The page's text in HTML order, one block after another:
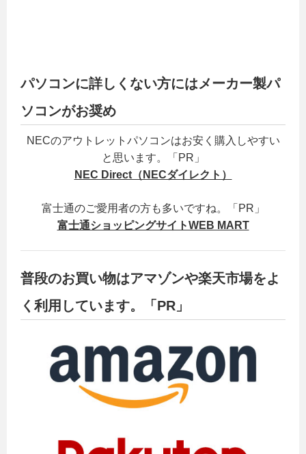
パソコンに詳しくない方にはメーカー製パ
ソコンがお奨め
NECのアウトレットパソコンはお安く購入しやすい
と思います。「PR」
NEC Direct（NECダイレクト）
富士通のご愛用者の方も多いですね。「PR」
富士通ショッピングサイトWEB MART
普段のお買い物はアマゾンや楽天市場をよ
く利用しています。「PR」